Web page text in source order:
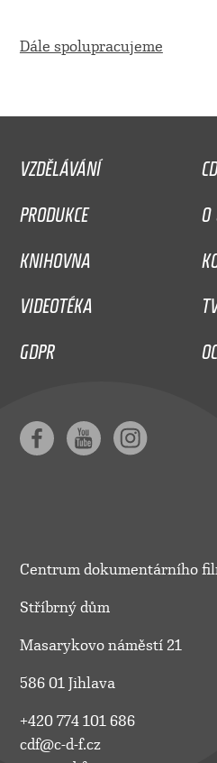
Dále spolupracujeme
VZDĚLÁVÁNÍ
PRODUKCE
KNIHOVNA
VIDEOTÉKA
GDPR
Centrum dokumentárního
Stříbrný dům
Masarykovo náměstí 21
586 01 Jihlava
+420 774 101 686
cdf@c-d-f.cz